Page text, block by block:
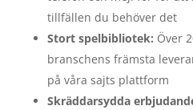
tillfällen du behöver det
Stort spelbibliotek: Över
branschens främsta
på våra sajts plattform
Skräddarsydda